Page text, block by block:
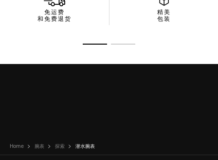
免运费
和免费退货
精美
包装
Home 腕表 探索 潜水腕表